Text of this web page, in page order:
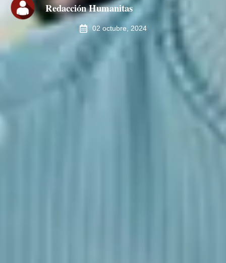
Redacción Humanitas
02 octubre, 2024